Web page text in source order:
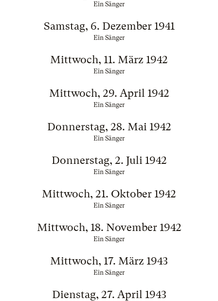
Ein Sänger
Samstag, 6. Dezember 1941
Ein Sänger
Mittwoch, 11. März 1942
Ein Sänger
Mittwoch, 29. April 1942
Ein Sänger
Donnerstag, 28. Mai 1942
Ein Sänger
Donnerstag, 2. Juli 1942
Ein Sänger
Mittwoch, 21. Oktober 1942
Ein Sänger
Mittwoch, 18. November 1942
Ein Sänger
Mittwoch, 17. März 1943
Ein Sänger
Dienstag, 27. April 1943